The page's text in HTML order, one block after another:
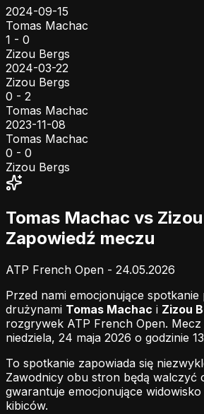
2024-09-15
Tomas Machac
1 - 0
Zizou Bergs
2024-03-22
Zizou Bergs
0 - 2
Tomas Machac
2023-11-08
Tomas Machac
0 - 0
Zizou Bergs
Tomas Machac vs
Zapowiedź meczu
ATP French Open - 24.05.2026
Przed nami emocjonujące spotkanie
drużynami Tomas Machac i Zizou
rozgrywek ATP French Open. Mecz
niedziela, 24 maja 2026 o godzinie
To spotkanie zapowiada się
Zawodnicy obu stron będą walczyć
gwarantuje emocjonujące
kibiców.